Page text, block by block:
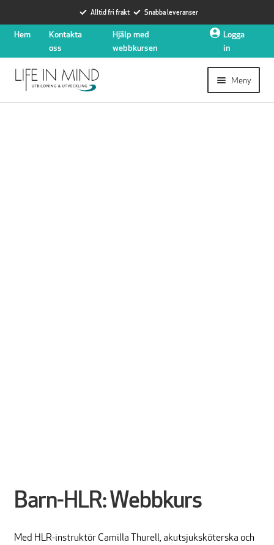
Alltid fri frakt Snabba leveranser
Hoppa
Hoppa
Hem
Kontakta
oss
Hjälp med
webbkursen
Logga
in
Meny
Barn-HLR: Webbkurs
Med HLR-instruktör Camilla Thurell, akutsjuksköterska och